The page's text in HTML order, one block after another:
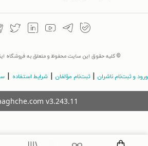
© کلیه حقوق این سایت محفوظ و متعلق به فروشگاه
ورود و ثبت‌نام ناشران ثبت‌نام مؤلفان شرایط استفاده
v3.243.11